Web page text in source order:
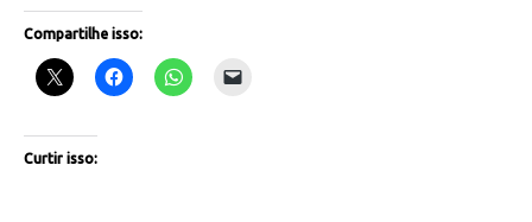
Compartilhe isso:
Curtir isso: